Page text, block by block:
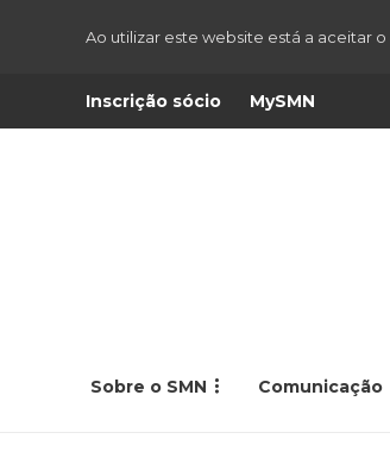
Ao utilizar este website está a aceitar
Inscrição sócio MySMN
Sobre o SMN Comunicação